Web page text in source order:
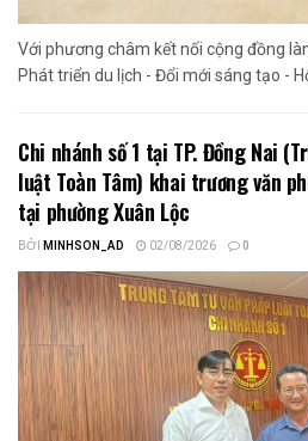
Với phương châm kết nối cộng đồng
Phát triển du lịch - Đổi mới sáng tạo -
Chi nhánh số 1 tại TP. Đồng Nai
luật Toàn Tâm) khai trương văn
tại phường Xuân Lộc
BỞI MINHSON_AD 02/08/2026 0